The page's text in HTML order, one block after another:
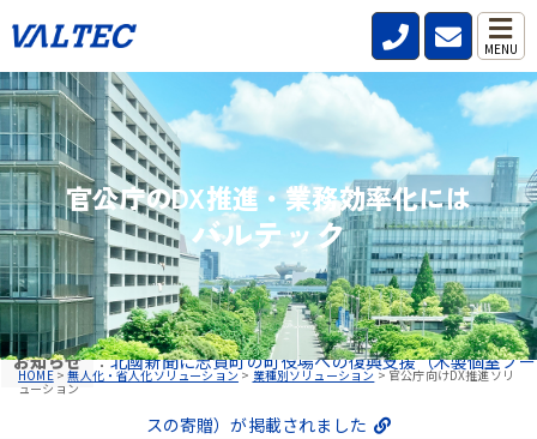
MENU
HOME>無人化・省人化ソリューション> 業種別ソリューション >官公庁向けDX推進ソリ
ューション
官公庁のDX推進・業務効率化には
バルテック
お知らせ ：北國新聞に志賀町の町役場への復興支援（木製個室ブー
スの寄贈）が掲載されました